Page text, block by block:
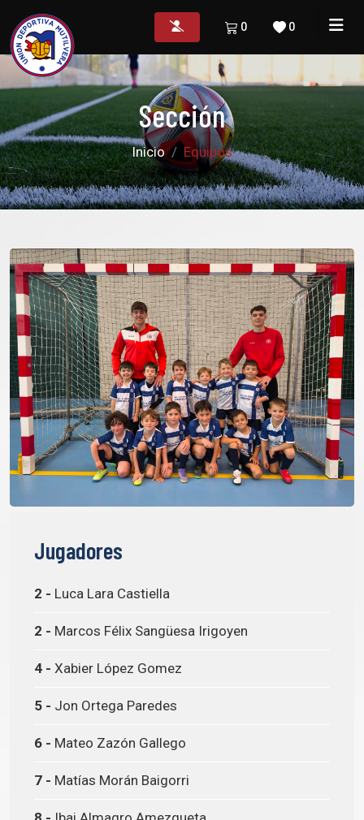
0
0
Sección
Inicio Equipos
Jugadores
2 - Luca Lara Castiella
2 - Marcos Félix Sangüesa Irigoyen
4 - Xabier López Gomez
5 - Jon Ortega Paredes
6 - Mateo Zazón Gallego
7 - Matías Morán Baigorri